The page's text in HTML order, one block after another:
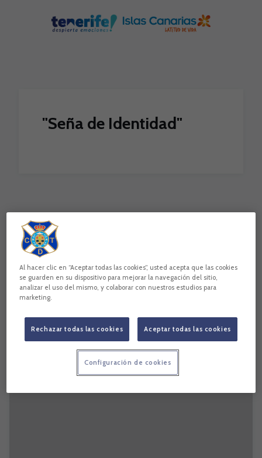
"Seña de Identidad"
Al hacer clic en “Aceptar todas las cookies”, usted acepta que las cookies
se guarden en su dispositivo para mejorar la navegación del sitio,
analizar el uso del mismo, y colaborar con nuestros estudios para
marketing.
Rechazar todas las cookies Aceptar todas las cookies
Configuración de cookies